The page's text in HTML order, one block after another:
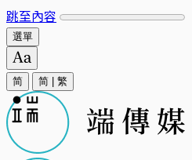
跳至內容
選單
简 简 繁